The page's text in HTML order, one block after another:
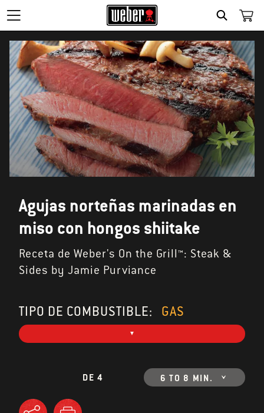
SEARCH
Agujas norteñas marinadas en
miso con hongos shiitake
Receta de Weber's On the Grill™: Steak &
Sides by Jamie Purviance
TIPO DE COMBUSTIBLE: GAS
DE 4 6 TO 8 MIN.